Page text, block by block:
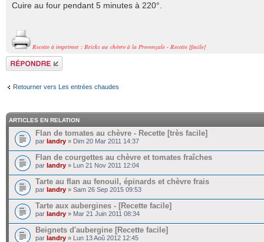
Cuire au four pendant 5 minutes à 220°
Recette à imprimer : Bricks au chèvre à la Provençale - Recette [facile]
Répondre
Retourner vers Les entrées chaudes
ARTICLES EN RELATION
Flan de tomates au chèvre - Recette [très facile]
par landry » Dim 20 Mar 2011 14:37
Flan de courgettes au chèvre et tomates fraîches
par landry » Lun 21 Nov 2011 12:04
Tarte au flan au fenouil, épinards et chèvre frais
par landry » Sam 26 Sep 2015 09:53
Tarte aux aubergines - [Recette facile]
par landry » Mar 21 Juin 2011 08:34
Beignets d'aubergine [Recette facile]
par landry » Lun 13 Aoû 2012 12:45